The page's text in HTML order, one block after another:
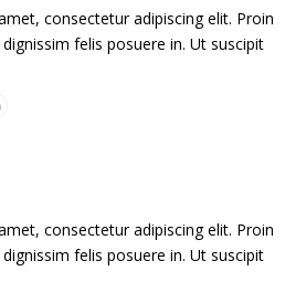
consectetur adipiscing elit. Proin
felis posuere in. Ut suscipit
consectetur adipiscing elit. Proin
felis posuere in. Ut suscipit